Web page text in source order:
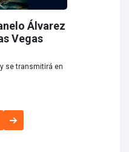
Álvarez
Vegas
se transmitirá en